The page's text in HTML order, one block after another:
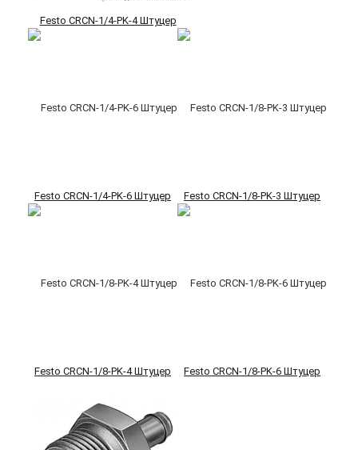
Festo CRCN-1/4-PK-4 Штуцер
Festo CRCN-1/4-PK-6 Штуцер Festo CRCN-1/8-PK-3 Штуцер
Festo CRCN-1/8-PK-4 Штуцер Festo CRCN-1/8-PK-6 Штуцер